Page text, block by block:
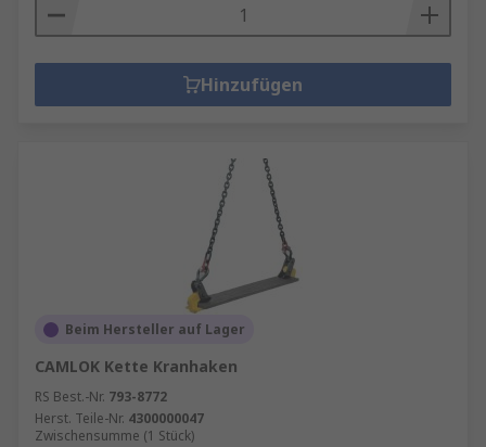
Hinzufügen
Beim Hersteller auf Lager
CAMLOK Kette Kranhaken
RS Best.-Nr. 793-8772
Herst. Teile-Nr. 4300000047
Zwischensumme (1 Stück)